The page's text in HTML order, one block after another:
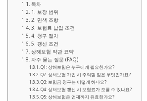
목차
1. 보장 범위
2. 면책 조항
3. 보험료 납입 조건
4. 청구 절차
5. 갱신 조건
상해보험 약관 요약
자주 묻는 질문 (FAQ)
Q1: 상해보험은 누구에게 필요한가요?
Q2: 상해보험 가입 시 주의할 점은 무엇인가요?
Q3: 보험금 청구는 어떻게 하나요?
Q4: 상해보험 갱신 시 보험료가 오를 수 있나요?
Q5: 상해보험은 언제까지 유효한가요?